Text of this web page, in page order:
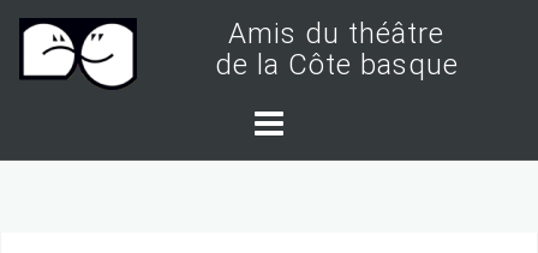
t
Amis du théâtre
de la Côte basque